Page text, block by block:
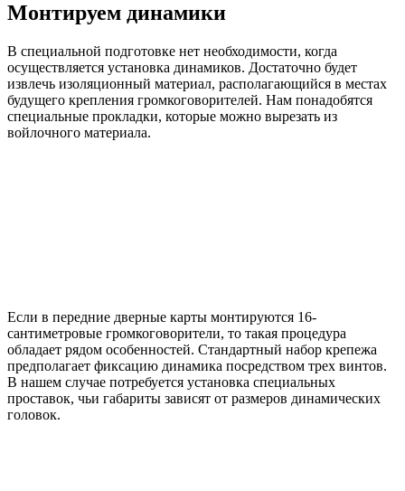
Монтируем динамики
В специальной подготовке нет необходимости, когда
осуществляется установка динамиков. Достаточно будет
извлечь изоляционный материал, располагающийся в местах
будущего крепления громкоговорителей. Нам понадобятся
специальные прокладки, которые можно вырезать из
войлочного материала.
Если в передние дверные карты монтируются 16-
сантиметровые громкоговорители, то такая процедура
обладает рядом особенностей. Стандартный набор крепежа
предполагает фиксацию динамика посредством трех винтов.
В нашем случае потребуется установка специальных
проставок, чьи габариты зависят от размеров динамических
головок.